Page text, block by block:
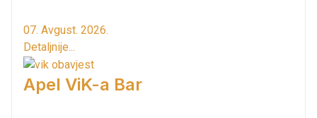
07. Avgust. 2026.
Detaljnije...
Apel ViK-a Bar